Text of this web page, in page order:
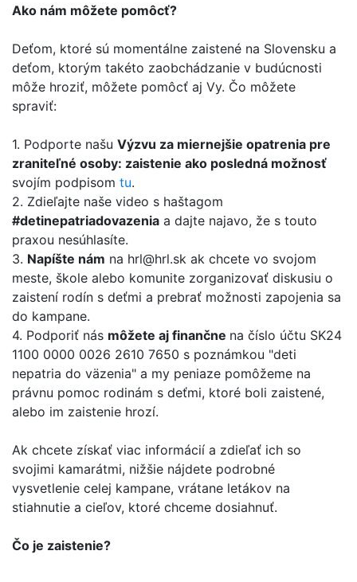
Ako nám môžete pomôcť?
Deťom, ktoré sú momentálne zaistené na Slovensku a
deťom, ktorým takéto zaobchádzanie v budúcnosti
môže hroziť, môžete pomôcť aj Vy. Čo môžete
spraviť:
1. Podporte našu Výzvu za miernejšie opatrenia pre
zraniteľné osoby: zaistenie ako posledná možnosť
svojím podpisom tu.
2. Zdieľajte naše video s haštagom
#detinepatriadovazenia a dajte najavo, že s touto
praxou nesúhlasíte.
3. Napíšte nám na hrl@hrl.sk ak chcete vo svojom
meste, škole alebo komunite zorganizovať diskusiu o
zaistení rodín s deťmi a prebrať možnosti zapojenia sa
do kampane.
4. Podporiť nás môžete aj finančne na číslo účtu SK24
1100 0000 0026 2610 7650 s poznámkou "deti
nepatria do väzenia" a my peniaze pomôžeme na
právnu pomoc rodinám s deťmi, ktoré boli zaistené,
alebo im zaistenie hrozí.
Ak chcete získať viac informácií a zdieľať ich so
svojimi kamarátmi, nižšie nájdete podrobné
vysvetlenie celej kampane, vrátane letákov na
stiahnutie a cieľov, ktoré chceme dosiahnuť.
Čo je zaistenie?